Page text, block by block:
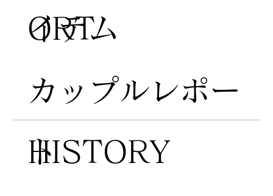
HISTORY
ORT
​カップルレポー
ト
イテム